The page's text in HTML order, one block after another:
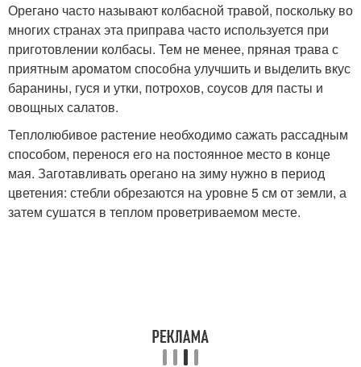
Орегано часто называют колбасной травой, поскольку во
многих странах эта приправа часто используется при
приготовлении колбасы. Тем не менее, пряная трава с
приятным ароматом способна улучшить и выделить вкус
баранины, гуся и утки, потрохов, соусов для пасты и
овощных салатов.
Теплолюбивое растение необходимо сажать рассадным
способом, перенося его на постоянное место в конце
мая. Заготавливать орегано на зиму нужно в период
цветения: стебли обрезаются на уровне 5 см от земли, а
затем сушатся в теплом проветриваемом месте.